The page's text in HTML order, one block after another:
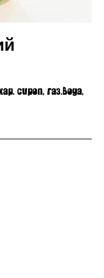
сироп, газ.вода,